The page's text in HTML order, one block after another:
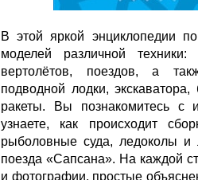
В этой яркой энциклопедии
моделей различной
вертолётов, поездов, а
подводной лодки,
ракеты. Вы познакомитесь с
узнаете, как происходит
рыболовные суда, ледоколы и
поезда «Сапсана». На каждой
и фотографии, простые